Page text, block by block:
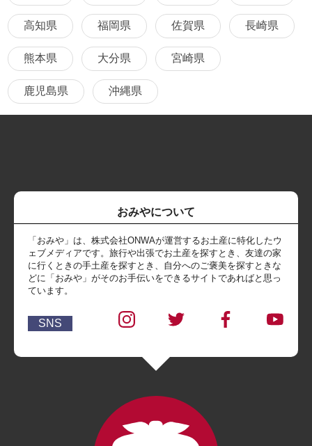
高知県 福岡県 佐賀県 長崎県
熊本県 大分県 宮崎県
鹿児島県 沖縄県
おみやについて
「おみや」は、株式会社ONWAが運営するお土産に特化したウ
ェブメディアです。旅行や出張でお土産を探すとき、友達の家
に行くときの手土産を探すとき、自分へのご褒美を探すときな
どに「おみや」がそのお手伝いをできるサイトであればと思っ
ています。
SNS